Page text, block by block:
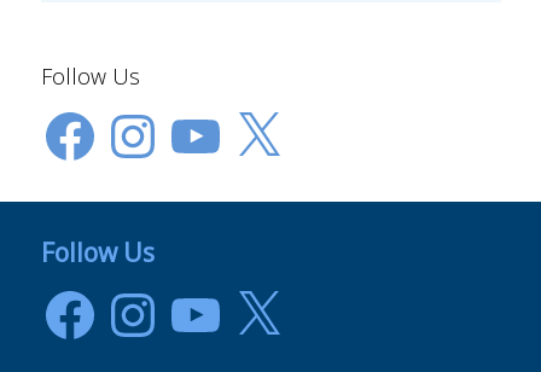
Follow Us
FacebookInstagramYouTube
X
Follow Us
FacebookInstagramYouTube
X